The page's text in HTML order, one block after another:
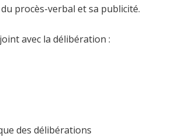
procès-verbal et sa publicité.
avec la délibération :
des délibérations